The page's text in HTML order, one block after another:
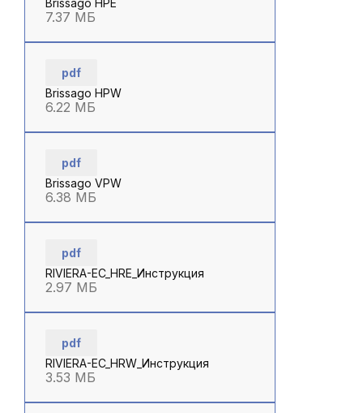
Brissago HPE
7.37 МБ
pdf
Brissago HPW
6.22 МБ
pdf
Brissago VPW
6.38 МБ
pdf
RIVIERA-EC_HRE_Инструкция
2.97 МБ
pdf
RIVIERA-EC_HRW_Инструкция
3.53 МБ